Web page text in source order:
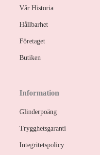
Vår Historia
Hållbarhet
Företaget
Butiken
Information
Glinderpoäng
Trygghetsgaranti
Integritetspolicy